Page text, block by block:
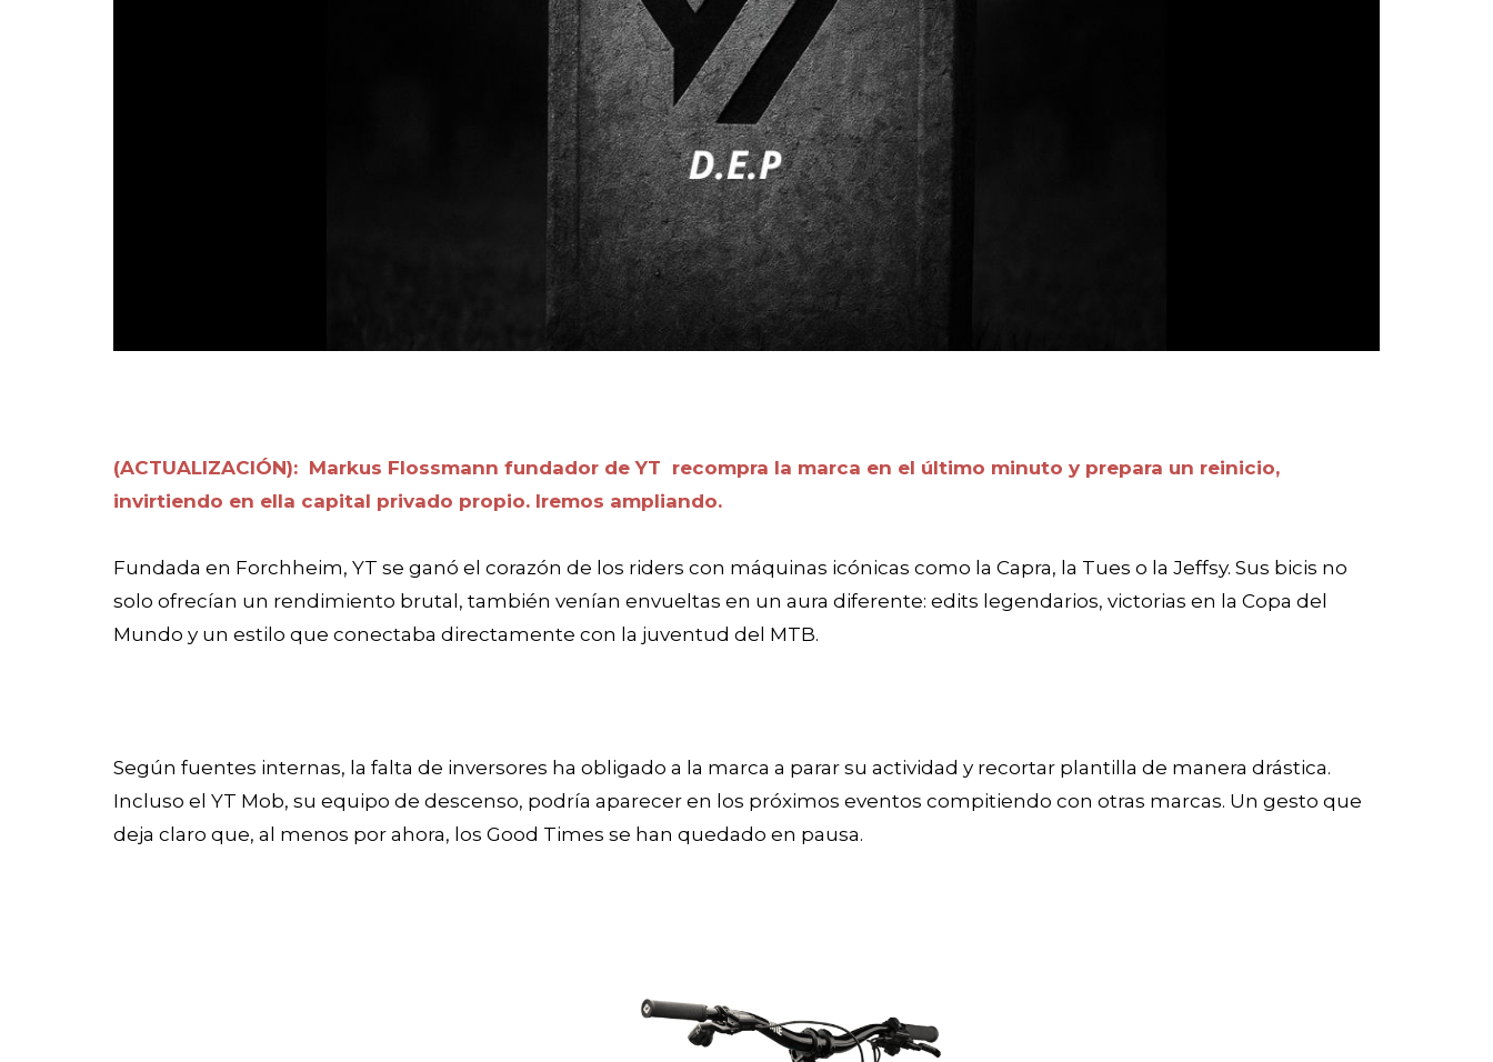
(ACTUALIZACIÓN): Markus Flossmann fundador de YT recompra la marca en el último minuto y prepara un reinicio,
invirtiendo en ella capital privado propio. Iremos ampliando.
Fundada en Forchheim, YT se ganó el corazón de los riders con máquinas icónicas como la Capra, la Tues o la Jeffsy. Sus bicis no
solo ofrecían un rendimiento brutal, también venían envueltas en un aura diferente: edits legendarios, victorias en la Copa del
Mundo y un estilo que conectaba directamente con la juventud del MTB.
Según fuentes internas, la falta de inversores ha obligado a la marca a parar su actividad y recortar plantilla de manera drástica.
Incluso el YT Mob, su equipo de descenso, podría aparecer en los próximos eventos compitiendo con otras marcas. Un gesto que
deja claro que, al menos por ahora, los Good Times se han quedado en pausa.